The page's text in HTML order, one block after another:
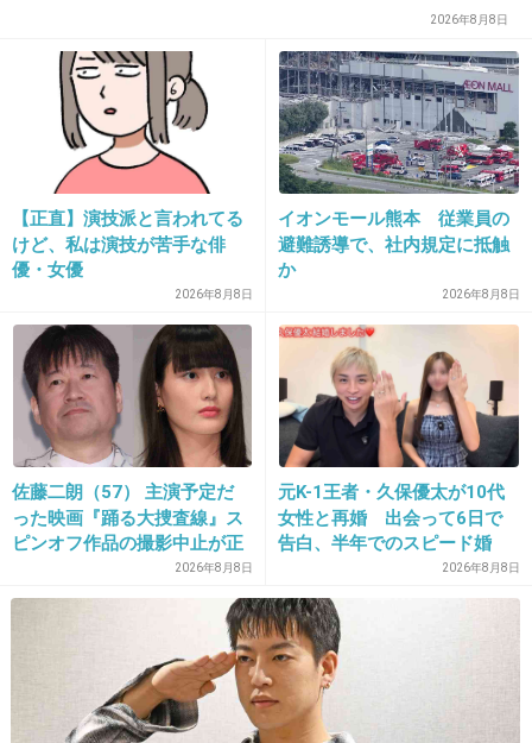
+21 -4
2014/05/31(土) 23:14:03
副編集長なの？！
+19 -1
38. 匿名 2014/05/31(土) 23:14:06
ちなみさん副編集長来たーーーーーーーーーー
ーーーーーーーーーー！！
+77 -3
2014/05/31(土) 23:14:13
副編集長はありえんだろー！！
+227
2026年8月8日
【正直】演技派と言われてる
けど、私は演技が苦手な俳
優・女優
2026年8月8日
イオンモール熊本 従業員の
避難誘導で、社内規定に抵触
か
2026年8月8日
佐藤二朗（57） 主演予定だ
った映画『踊る大捜査線』ス
ピンオフ作品の撮影中止が正
2026年8月8日
元K-1王者・久保優太が10代
女性と再婚 出会って6日で
告白、半年でのスピード婚
2026年8月8日